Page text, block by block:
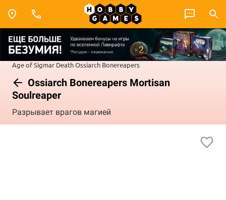
Age of Sigmar DeathOssiarch Bonereapers
Ossiarch Bonereapers Mortisan
Soulreaper
Разрывает врагов магией